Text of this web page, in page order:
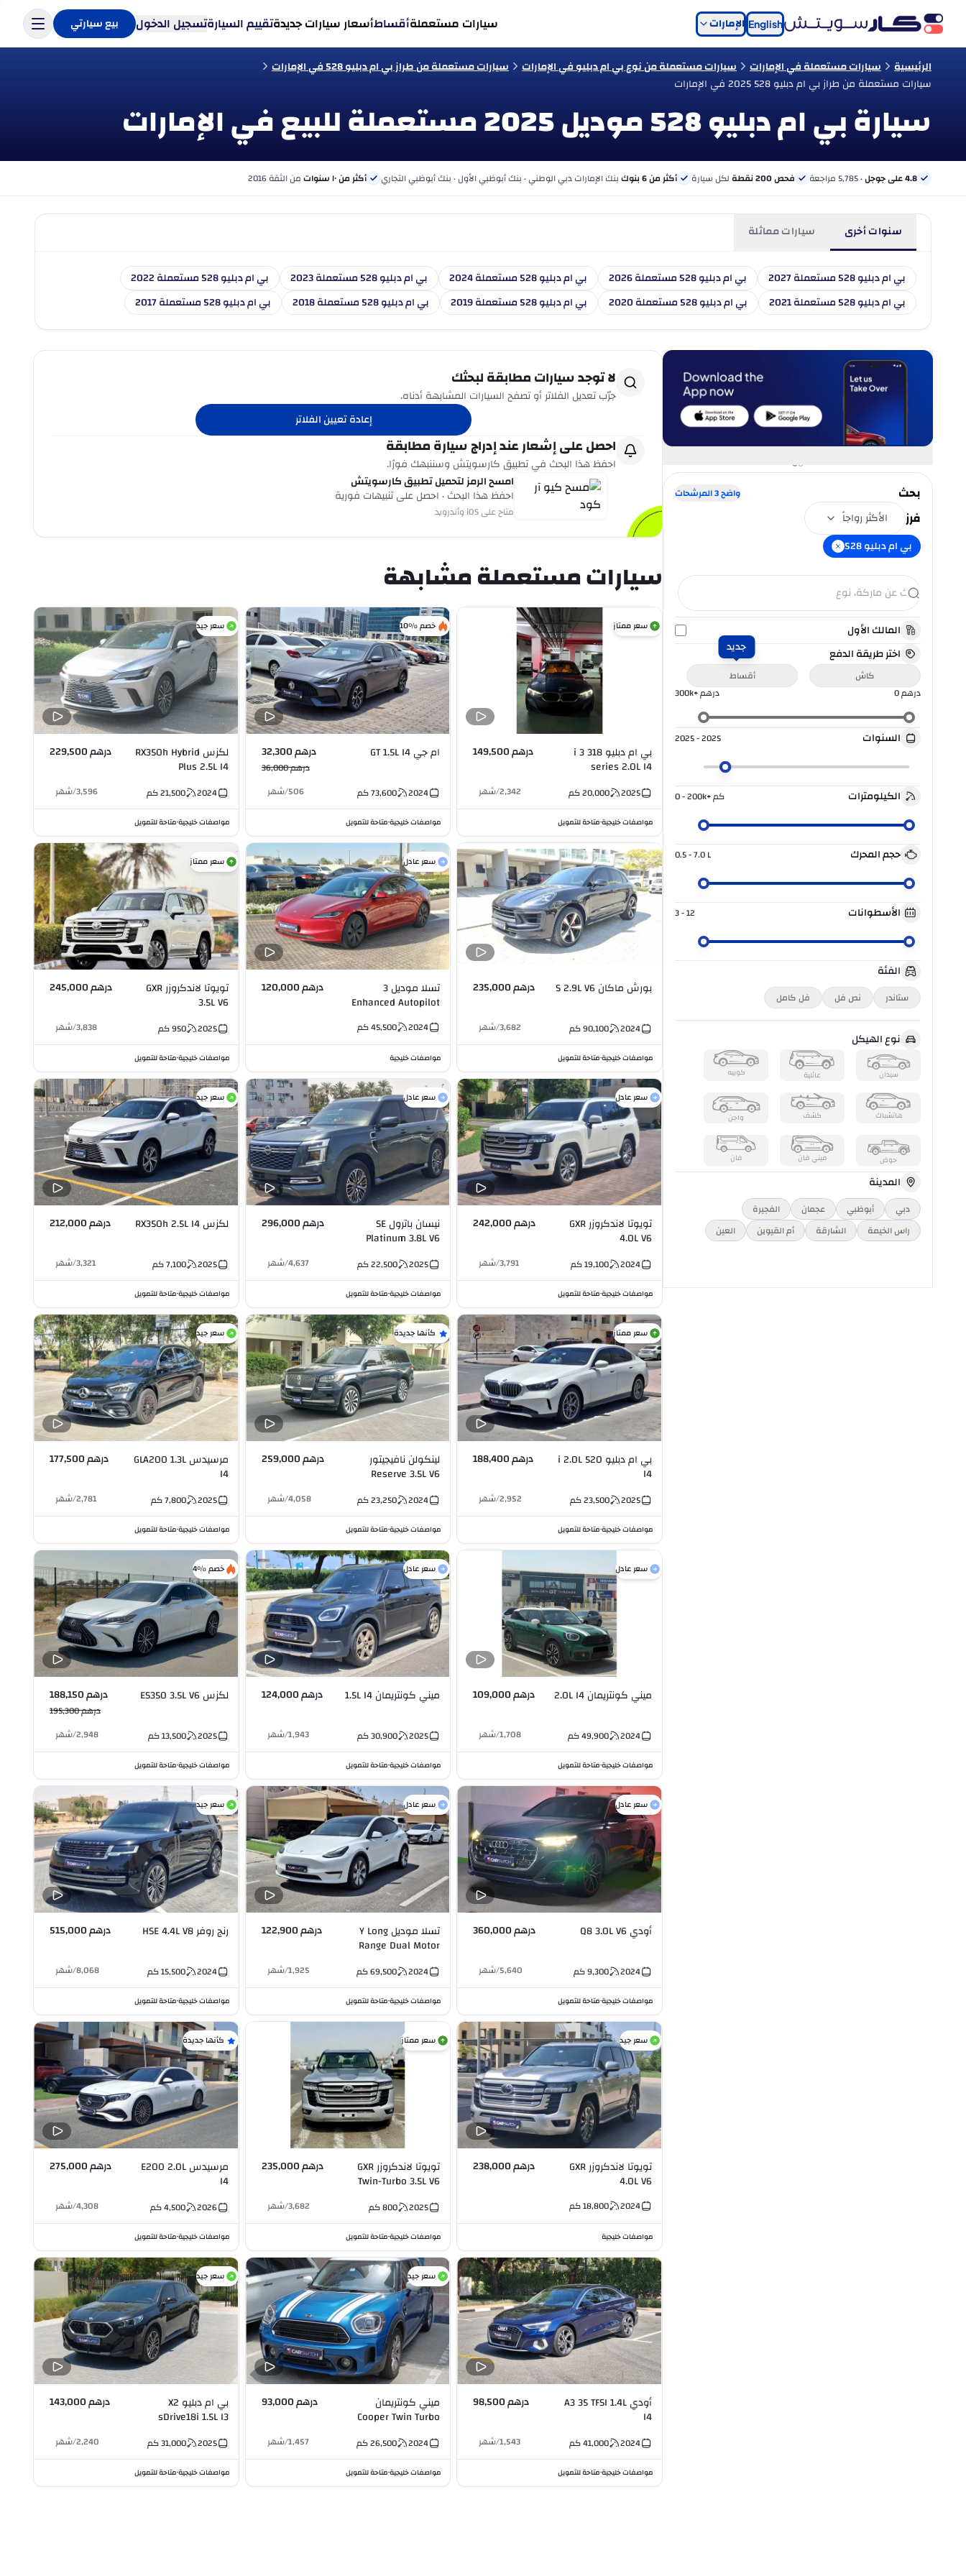
English الإمارات سيارات مستعملةأقساطأسعار سيارات جديدةتقييم السيارةتسجيل الدخول بيع سيارتي
الرئيسية سيارات مستعملة في الإمارات سيارات مستعملة من نوع بي ام دبليو في الإمارات
سيارات مستعملة من طراز بي ام دبليو 528 في الإمارات
سيارات مستعملة من طراز بي ام دبليو 528 2025 في الإمارات
سيارة بي ام دبليو 528 موديل 2025 مستعملة للبيع في الإمارات
4.8 على جوجل · 5,785 مراجعة فحص 200 نقطة لكل سيارة أكثر من 6 بنوك بنك الإمارات دبي الوطني · بنك أبوظبي الأول · بنك أبوظبي التجاري أكثر من ١٠ سنوات من الثقة 2016
سنوات أخرى سيارات مماثلة
بي ام دبليو 528 مستعملة 2027 بي ام دبليو 528 مستعملة 2026 بي ام دبليو 528 مستعملة 2024 بي ام دبليو 528 مستعملة 2023
بي ام دبليو 528 مستعملة 2022
بي ام دبليو 528 مستعملة 2021
بي ام دبليو 528 مستعملة 2020 بي ام دبليو 528 مستعملة 2019 بي ام دبليو 528 مستعملة 2018 بي ام دبليو 528 مستعملة 2017
بحث واضح3المرشحات
فرز
الأكثر رواجاً
بي ام دبليو 528
المالك الأول
اختر طريقة الدفع
كاش
جديد
أقساط
درهم0 درهم300k+
السنوات 2025 - 2025
الكيلومترات 0 - 200k+كم
حجم المحرك 0.5 - 7.0L
الأسطوانات 3 - 12
الفئة
ستاندر نص فل فل كامل
نوع الهيكل
سيدان عائلية كوبيه
هاتشباك كشف واجن
حوض ميني فان فان
المدينة
دبي أبوظبي عجمان
الفجيرة
راس الخیمة
الشارقة أم القيوين العين
لا توجد سيارات مطابقة لبحثك
جرّب تعديل الفلاتر أو تصفح السيارات المشابهة أدناه.
إعادة تعيين الفلاتر
احصل على إشعار عند إدراج سيارة مطابقة
احفظ هذا البحث في تطبيق كارسويتش وسننبهك فورًا.
امسح الرمز لتحميل تطبيق كارسويتش
احفظ هذا البحث · احصل على تنبيهات فورية
متاح على iOS وأندرويد
سيارات مستعملة مشابهة
سعر ممتاز
بي ام دبليو 318 i 3
series 2.0L I4
درهم 149,500
2025
20,000كم 2,342
/شهر
مواصفات خليجية•متاحة للتمويل
خصم %10
ام جي GT 1.5L I4 درهم 32,300
درهم 36,000
2024
73,600كم 506
/شهر
مواصفات خليجية•متاحة للتمويل
سعر جيد
لكزس RX350h Hybrid
Plus 2.5L I4
درهم 229,500
2024
21,500كم 3,596
/شهر
مواصفات خليجية•متاحة للتمويل
بورش ماكان S 2.9L V6 درهم 235,000
2024
90,100كم 3,682
/شهر
مواصفات خليجية•متاحة للتمويل
سعر عادل
تسلا موديل 3
Enhanced Autopilot
درهم 120,000
2024
45,500كم
مواصفات خليجية
سعر ممتاز
تويوتا لاندكروزر GXR
3.5L V6
درهم 245,000
2025
950كم 3,838
/شهر
مواصفات خليجية•متاحة للتمويل
سعر عادل
تويوتا لاندكروزر GXR
4.0L V6
درهم 242,000
2024
19,100كم 3,791
/شهر
مواصفات خليجية•متاحة للتمويل
سعر عادل
نيسان باترول SE
Platinum 3.8L V6
درهم 296,000
2025
22,500كم 4,637
/شهر
مواصفات خليجية•متاحة للتمويل
سعر جيد
لكزس RX350h 2.5L I4 درهم 212,000
2025
7,100كم 3,321
/شهر
مواصفات خليجية•متاحة للتمويل
سعر ممتاز
بي ام دبليو 520 i 2.0L
I4
درهم 188,400
2025
23,500كم 2,952
/شهر
مواصفات خليجية•متاحة للتمويل
كأنها جديدة
لينكولن نافيجيتور
Reserve 3.5L V6
درهم 259,000
2024
23,250كم 4,058
/شهر
مواصفات خليجية•متاحة للتمويل
سعر جيد
مرسيدس GLA200 1.3L
I4
درهم 177,500
2025
7,800كم 2,781
/شهر
مواصفات خليجية•متاحة للتمويل
سعر عادل
ميني كونتريمان 2.0L I4 درهم 109,000
2024
49,900كم 1,708
/شهر
مواصفات خليجية•متاحة للتمويل
سعر عادل
ميني كونتريمان 1.5L I4 درهم 124,000
2025
30,900كم 1,943
/شهر
مواصفات خليجية•متاحة للتمويل
خصم %4
لكزس ES350 3.5L V6 درهم 188,150
درهم 195,300
2025
13,500كم 2,948
/شهر
مواصفات خليجية•متاحة للتمويل
سعر عادل
أودي Q8 3.0L V6 درهم 360,000
2024
9,300كم 5,640
/شهر
مواصفات خليجية•متاحة للتمويل
سعر عادل
تسلا موديل Y Long
Range Dual Motor
درهم 122,900
2024
69,500كم 1,925
/شهر
مواصفات خليجية•متاحة للتمويل
سعر جيد
رنج روفر HSE 4.4L V8 درهم 515,000
2024
15,500كم 8,068
/شهر
مواصفات خليجية•متاحة للتمويل
سعر جيد
تويوتا لاندكروزر GXR
4.0L V6
درهم 238,000
2024
18,800كم
مواصفات خليجية
سعر ممتاز
تويوتا لاندكروزر GXR
Twin-Turbo 3.5L V6
درهم 235,000
2025
800كم 3,682
/شهر
مواصفات خليجية•متاحة للتمويل
كأنها جديدة
مرسيدس E200 2.0L
I4
درهم 275,000
2026
4,500كم 4,308
/شهر
مواصفات خليجية•متاحة للتمويل
أودي A3 35 TFSI 1.4L
I4
درهم 98,500
2024
41,000كم 1,543
/شهر
مواصفات خليجية•متاحة للتمويل
سعر جيد
ميني كونتريمان
Cooper Twin Turbo
درهم 93,000
2024
26,500كم 1,457
/شهر
مواصفات خليجية•متاحة للتمويل
سعر جيد
بي ام دبليو X2
sDrive18i 1.5L I3
درهم 143,000
2025
31,000كم 2,240
/شهر
مواصفات خليجية•متاحة للتمويل